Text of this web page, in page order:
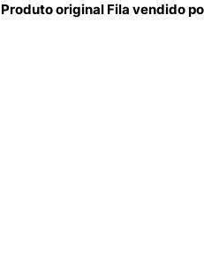
Produto original Fila vendido